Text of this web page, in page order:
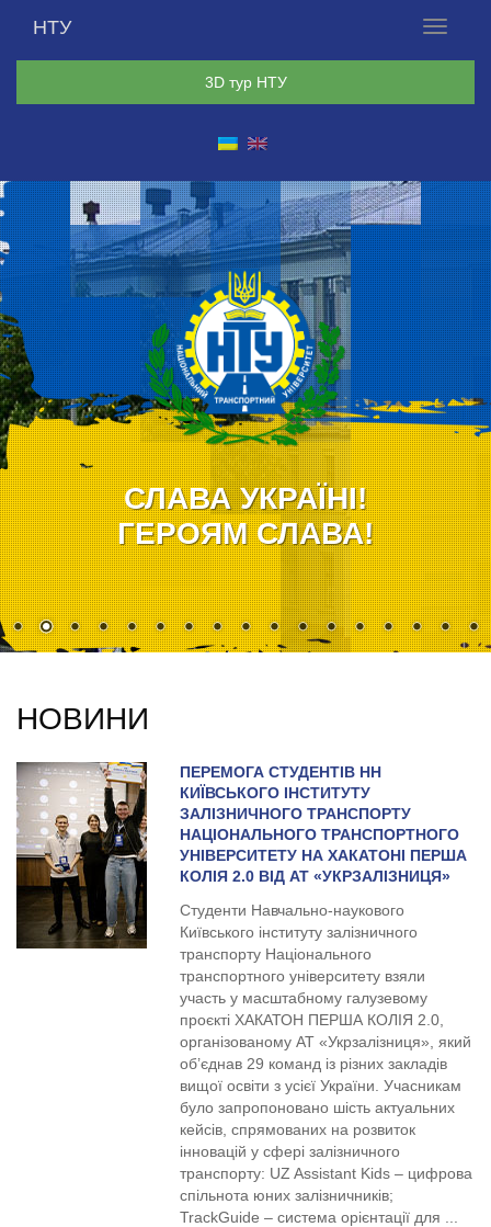
Меню
НТУ
3D тур НТУ
СЛАВА УКРАЇНІ!
ГЕРОЯМ СЛАВА!
НОВИНИ
ПЕРЕМОГА СТУДЕНТІВ НН
КИЇВСЬКОГО ІНСТИТУТУ
ЗАЛІЗНИЧНОГО ТРАНСПОРТУ
НАЦІОНАЛЬНОГО ТРАНСПОРТНОГО
УНІВЕРСИТЕТУ НА ХАКАТОНІ ПЕРША
КОЛІЯ 2.0 ВІД АТ «УКРЗАЛІЗНИЦЯ»
Студенти Навчально-наукового
Київського інституту залізничного
транспорту Національного
транспортного університету взяли
участь у масштабному галузевому
проєкті ХАКАТОН ПЕРША КОЛІЯ 2.0,
організованому АТ «Укрзалізниця», який
об’єднав 29 команд із різних закладів
вищої освіти з усієї України. Учасникам
було запропоновано шість актуальних
кейсів, спрямованих на розвиток
інновацій у сфері залізничного
транспорту: UZ Assistant Kids – цифрова
спільнота юних залізничників;
TrackGuide – система орієнтації для ...